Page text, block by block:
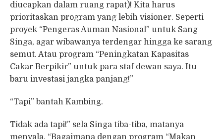
diucapkan dalam ruang rapat)! Kita harus
prioritaskan program yang lebih visioner. Seperti
proyek “Pengeras Auman Nasional” untuk Sang
Singa, agar wibawanya terdengar hingga ke sarang
semut. Atau program “Peningkatan Kapasitas
Cakar Berpikir” untuk para staf dewan saya. Itu
baru investasi jangka panjang!”
“Tapi” bantah Kambing.
Tidak ada tapi!” sela Singa tiba-tiba, matanya
menyala. “Bagaimana dengan program “Makan